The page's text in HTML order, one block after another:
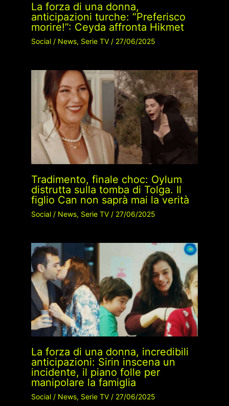
La forza di una donna,
anticipazioni turche: “Preferisco
morire!”: Ceyda affronta Hikmet
Social/ News, Serie TV/ 27/06/2025
Tradimento, finale choc: Oylum
distrutta sulla tomba di Tolga. Il
figlio Can non saprà mai la verità
Social/ News, Serie TV/ 27/06/2025
La forza di una donna, incredibili
anticipazioni: Sirin inscena un
incidente, il piano folle per
manipolare la famiglia
Social/ News, Serie TV/ 27/06/2025